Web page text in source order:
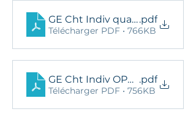
GE Cht Indiv qualificatif 2024
.pdf
Télécharger PDF • 766KB
GE Cht Indiv OPEN 2024
.pdf
Télécharger PDF • 756KB